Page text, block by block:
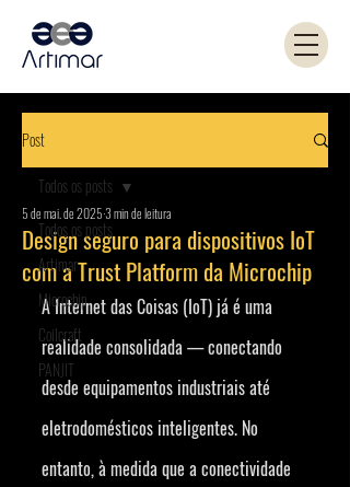
Post
Todos os posts
Artimar
Microchip
Coilcraft
PANJIT
Todos os posts
Design seguro para dispositivos IoT
com a Trust Platform da Microchip
5 de mai. de 20253 min de leitura
A Internet das Coisas (IoT) já é uma
realidade consolidada — conectando
desde equipamentos industriais até
eletrodomésticos inteligentes. No
entanto, à medida que a conectividade